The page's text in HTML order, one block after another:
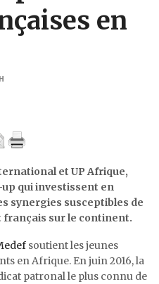
en
et UP Afrique,
qui investissent en
synergies susceptibles de
sur le continent.
soutient les jeunes
en Afrique. En juin 2016, la
patronal le plus connu de